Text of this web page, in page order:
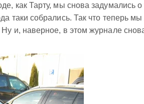
как Тарту, мы снова задумались
таки собрались. Так что теперь
и, наверное, в этом журнале